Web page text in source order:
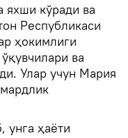
кўради ва
Республикаси
ҳокимлиги
ва
Улар учун Мария
унга ҳаёти